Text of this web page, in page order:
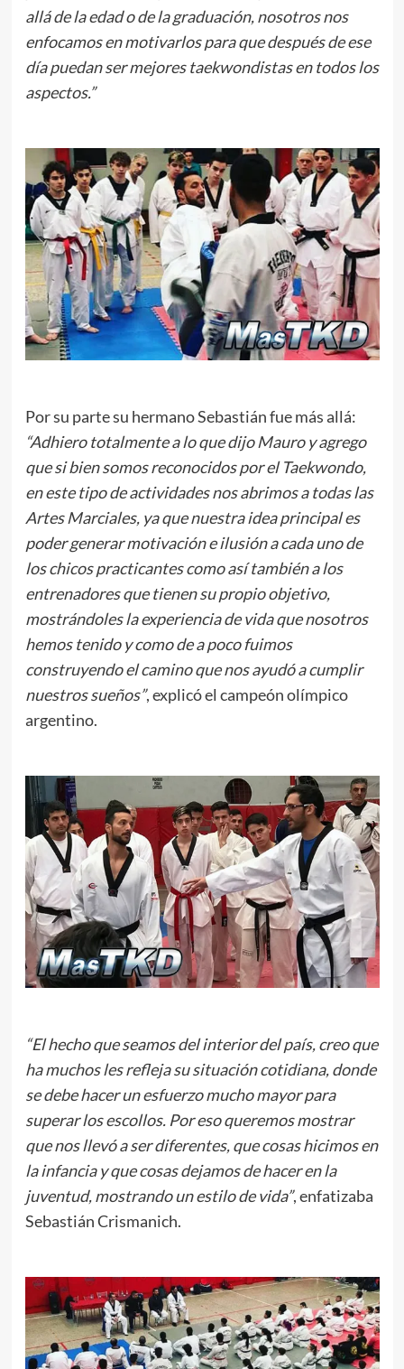
allá de la edad o de la graduación, nosotros nos
enfocamos en motivarlos para que después de ese
día puedan ser mejores taekwondistas en todos los
aspectos.”
Por su parte su hermano Sebastián fue más allá:
“Adhiero totalmente a lo que dijo Mauro y agrego
que si bien somos reconocidos por el Taekwondo,
en este tipo de actividades nos abrimos a todas las
Artes Marciales, ya que nuestra idea principal es
poder generar motivación e ilusión a cada uno de
los chicos practicantes como así también a los
entrenadores que tienen su propio objetivo,
mostrándoles la experiencia de vida que nosotros
hemos tenido y como de a poco fuimos
construyendo el camino que nos ayudó a cumplir
nuestros sueños”, explicó el campeón olímpico
argentino.
“El hecho que seamos del interior del país, creo que
ha muchos les refleja su situación cotidiana, donde
se debe hacer un esfuerzo mucho mayor para
superar los escollos. Por eso queremos mostrar
que nos llevó a ser diferentes, que cosas hicimos en
la infancia y que cosas dejamos de hacer en la
juventud, mostrando un estilo de vida”, enfatizaba
Sebastián Crismanich.